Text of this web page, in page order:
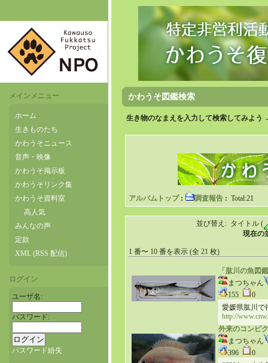
メインメニュー
ホーム
生きものたち
かわうそニュース
音声・映像
かわうそ掲示板
かわうそリンク集
かわうそ資料室
高人気
みんなの声
定款
XML (RSS 配信)
ログイン
ユーザ名:
パスワード:
パスワード紛失
かわうそ図鑑検索
生き物のなまえを入力して検索してみよう
アルバムトップ: 調査報告 : Total:21
並び替え: タイトル (
現在の
1 番〜 10 番を表示 (全 21 枚)
「肱川の魚図
まつちゃん
155
0
愛媛県肱川で
http://
外来のコンビ
まつちゃん
396
0